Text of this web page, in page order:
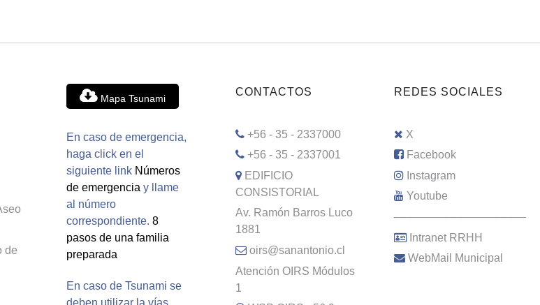
de
Mapa Tsunami
En caso de emergencia,
haga click en el
siguiente link Números
de emergencia y llame
al número
correspondiente. 8
pasos de una familia
preparada
En caso de Tsunami se
deben utilizar la vías
CONTACTOS
+56 - 35 - 2337000
+56 - 35 - 2337001
EDIFICIO
CONSISTORIAL
Av. Ramón Barros Luco
1881
oirs@sanantonio.cl
Atención OIRS Módulos
1
REDES SOCIALES
X
Facebook
Instagram
Youtube
–––––––––––––––––––––
Intranet RRHH
WebMail Municipal